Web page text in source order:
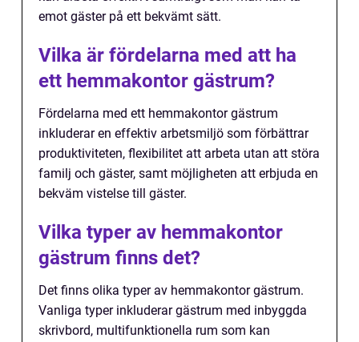
emot gäster på ett bekvämt sätt.
Vilka är fördelarna med att ha
ett hemmakontor gästrum?
Fördelarna med ett hemmakontor gästrum
inkluderar en effektiv arbetsmiljö som förbättrar
produktiviteten, flexibilitet att arbeta utan att störa
familj och gäster, samt möjligheten att erbjuda en
bekväm vistelse till gäster.
Vilka typer av hemmakontor
gästrum finns det?
Det finns olika typer av hemmakontor gästrum.
Vanliga typer inkluderar gästrum med inbyggda
skrivbord, multifunktionella rum som kan